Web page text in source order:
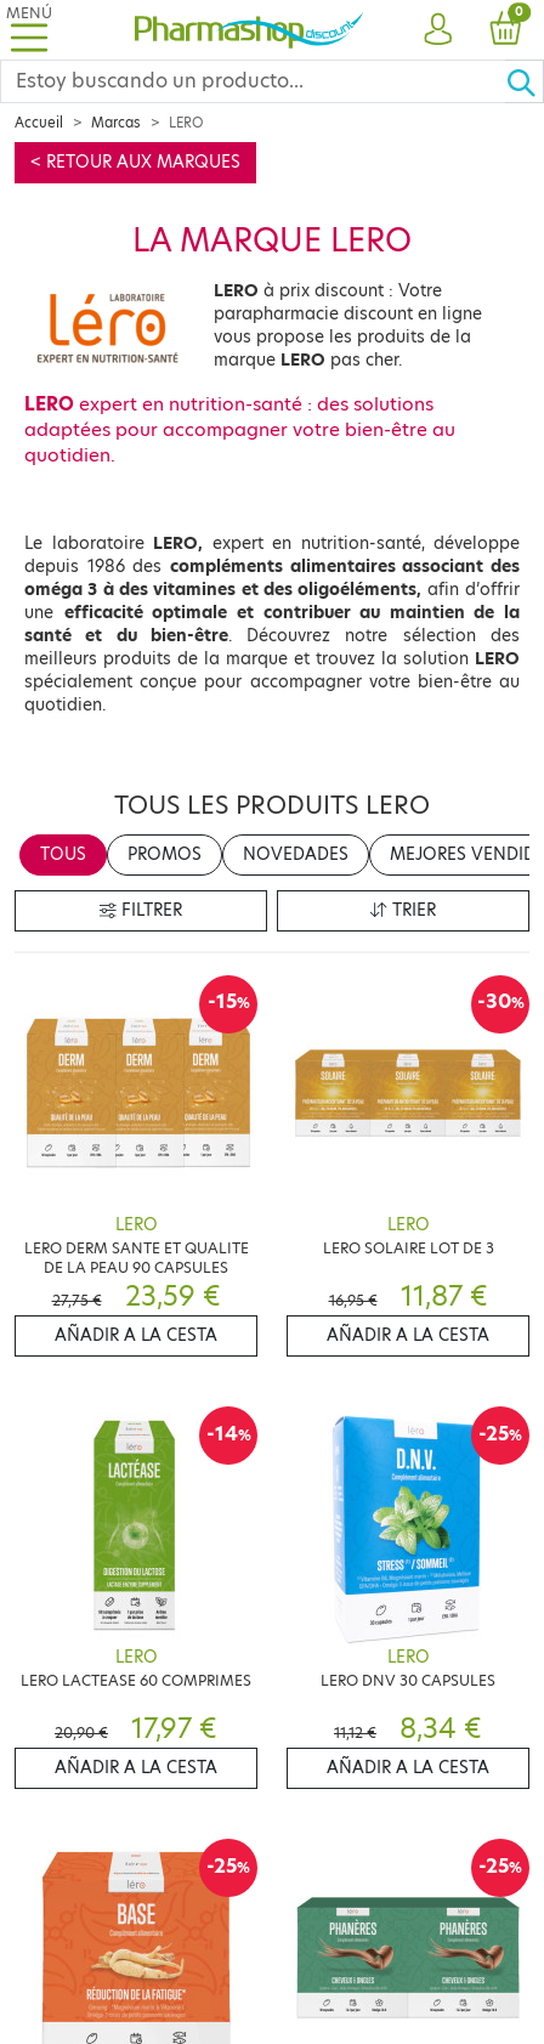
MENÚ
CUENTA
0
Accueil Marcas LERO
< RETOUR AUX MARQUES
LA MARQUE LERO
LERO à prix discount : Votre
parapharmacie discount en ligne
vous propose les produits de la
marque LERO pas cher.
LEROexpert en nutrition-santé : des solutions
adaptées pour accompagner votre bien-être au
quotidien.
Le laboratoire LERO, expert en nutrition-santé, développe
depuis 1986 des compléments alimentaires associant des
oméga 3 à des vitamines et des oligoéléments, afin d’offrir
une efficacité optimale et contribuer au maintien de la
santé et du bien-être. Découvrez notre sélection des
meilleurs produits de la marque et trouvez la solution LERO
spécialement conçue pour accompagner votre bien-être au
quotidien.
TOUS LES PRODUITS LERO
TOUS PROMOS NOVEDADES MEJORES
FILTRER TRIER
-15%
LERO
LERO DERM SANTE ET QUALITE
DE LA PEAU 90 CAPSULES
27,75 €
23,59 €
AÑADIR A LA CESTA
-30%
LERO
LERO SOLAIRE LOT DE 3
16,95 € 11,87 €
AÑADIR A LA CESTA
-14%
LERO
LERO LACTEASE 60 COMPRIMES
20,90 € 17,97 €
AÑADIR A LA CESTA
-25%
LERO
LERO DNV 30 CAPSULES
11,12 € 8,34 €
AÑADIR A LA CESTA
-25% -25%